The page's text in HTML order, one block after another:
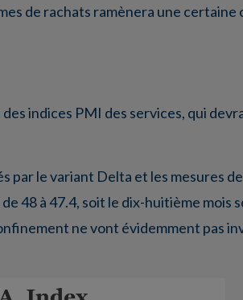
de rachats ramènera une
indices PMI des services, qui
par le variant Delta et les mesures
48 à 47.4, soit le dix-huitième mois
ne vont évidemment pas